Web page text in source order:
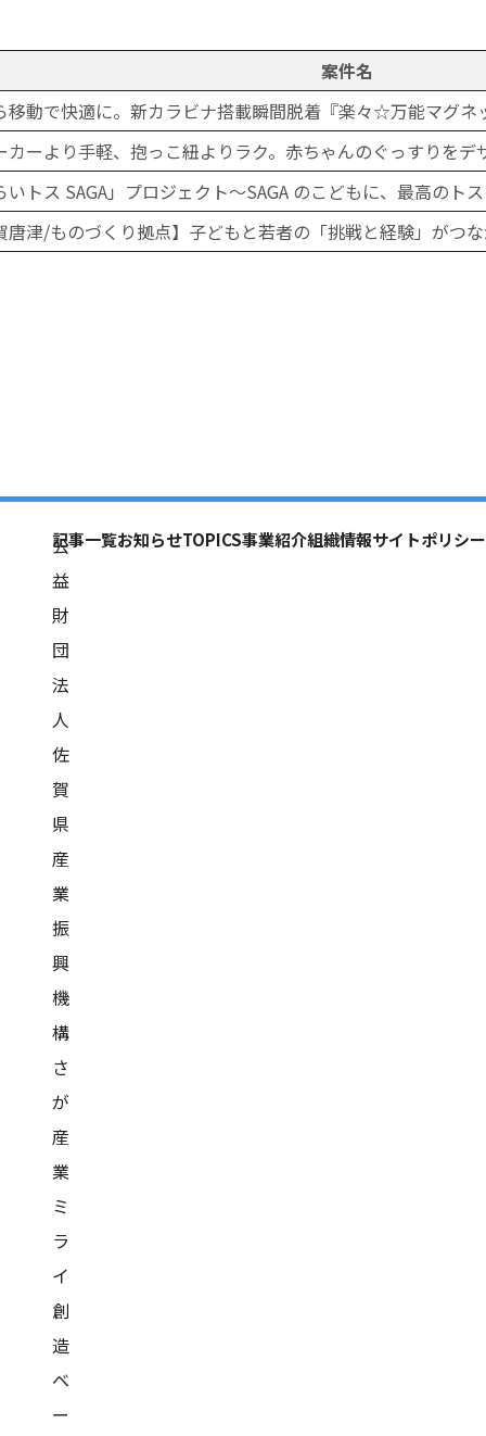
案件名
移動で快適に。新カラビナ搭載瞬間脱着『楽々☆万能マグネ
カーより手軽、抱っこ紐よりラク。赤ちゃんのぐっすりを
いトス SAGA」プロジェクト～SAGA のこどもに、最高のト
唐津/ものづくり拠点】子どもと若者の「挑戦と経験」がつ
公
益
財
団
法
人
佐
賀
県
産
業
振
興
機
構
さ
が
産
業
ミ
ラ
イ
創
造
ベ
ー
記事一覧お知らせTOPICS事業紹介組織情報サイトポリシー